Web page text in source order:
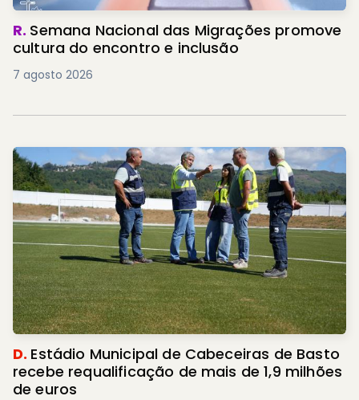
R. Semana Nacional das Migrações promove
cultura do encontro e inclusão
7 agosto 2026
D. Estádio Municipal de Cabeceiras de Basto
recebe requalificação de mais de 1,9 milhões
de euros